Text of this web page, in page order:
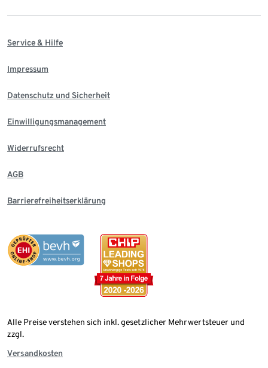
Service & Hilfe
Impressum
Datenschutz und Sicherheit
Einwilligungsmanagement
Widerrufsrecht
AGB
Barrierefreiheitserklärung
Alle Preise verstehen sich inkl. gesetzlicher Mehrwertsteuer und
zzgl.
Versandkosten